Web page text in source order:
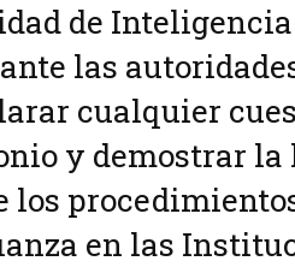
de
las
cualquier
y demostrar la
los
en las